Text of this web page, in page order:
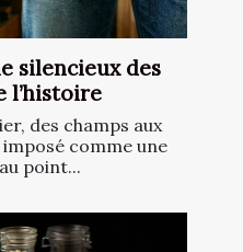
silencieux des
l’histoire
des champs aux
imposé comme une
point...